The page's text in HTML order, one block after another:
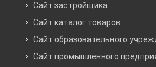
Сайт застройщика
Сайт каталог товаров
Сайт образовательного
Сайт промышленного